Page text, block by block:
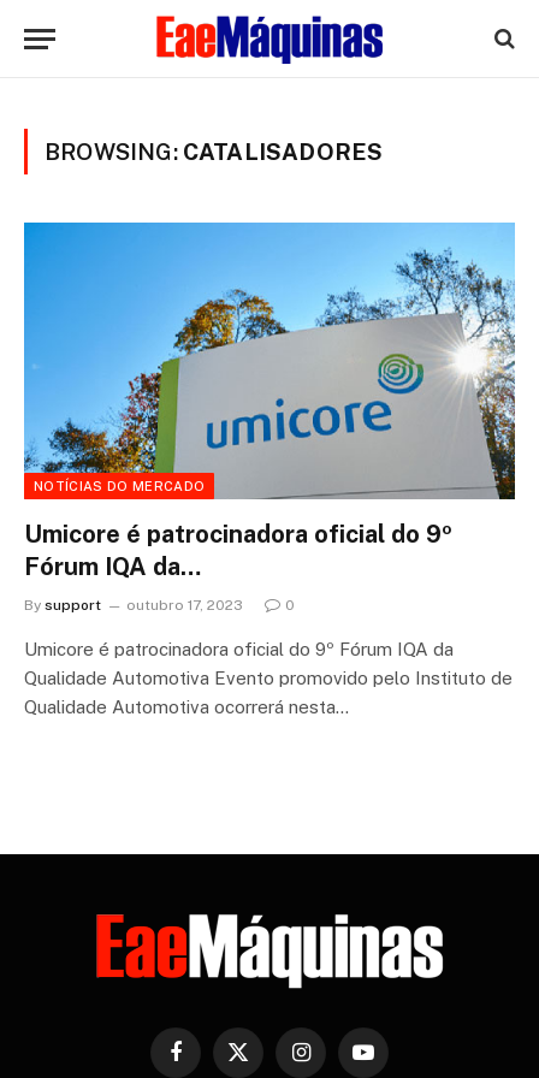
BROWSING: CATALISADORES
NOTÍCIAS DO MERCADO
Umicore é patrocinadora oficial do 9º
Fórum IQA da…
By support outubro 17, 2023 0
Umicore é patrocinadora oficial do 9º Fórum IQA da
Qualidade Automotiva Evento promovido pelo Instituto de
Qualidade Automotiva ocorrerá nesta…
Facebook
X
InstagramYouTube